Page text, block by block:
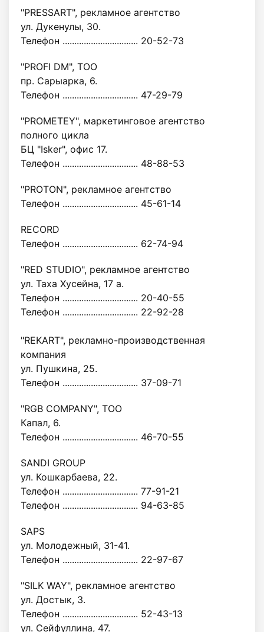
"PRESSART", рекламное агентство
ул. Дукенулы, 30.
Телефон ................................ 20-52-73
"PROFI DM", ТОО
пр. Сарыарка, 6.
Телефон ................................ 47-29-79
"PROMETEY", маркетинговое агентство
полного цикла
БЦ "Isker", офис 17.
Телефон ................................ 48-88-53
"PROTON", рекламное агентство
Телефон ................................ 45-61-14
RECORD
Телефон ................................ 62-74-94
"RED STUDIO", рекламное агентство
ул. Таха Хусейна, 17 а.
Телефон ................................ 20-40-55
Телефон ................................ 22-92-28
"REKART", рекламно-производственная
компания
ул. Пушкина, 25.
Телефон ................................ 37-09-71
"RGB COMPANY", ТОО
Капал, 6.
Телефон ................................ 46-70-55
SANDI GROUP
ул. Кошкарбаева, 22.
Телефон ................................ 77-91-21
Телефон ................................ 94-63-85
SAPS
ул. Молодежный, 31-41.
Телефон ................................ 22-97-67
"SILK WAY", рекламное агентство
ул. Достык, 3.
Телефон ................................ 52-43-13
ул. Сейфуллина, 47.